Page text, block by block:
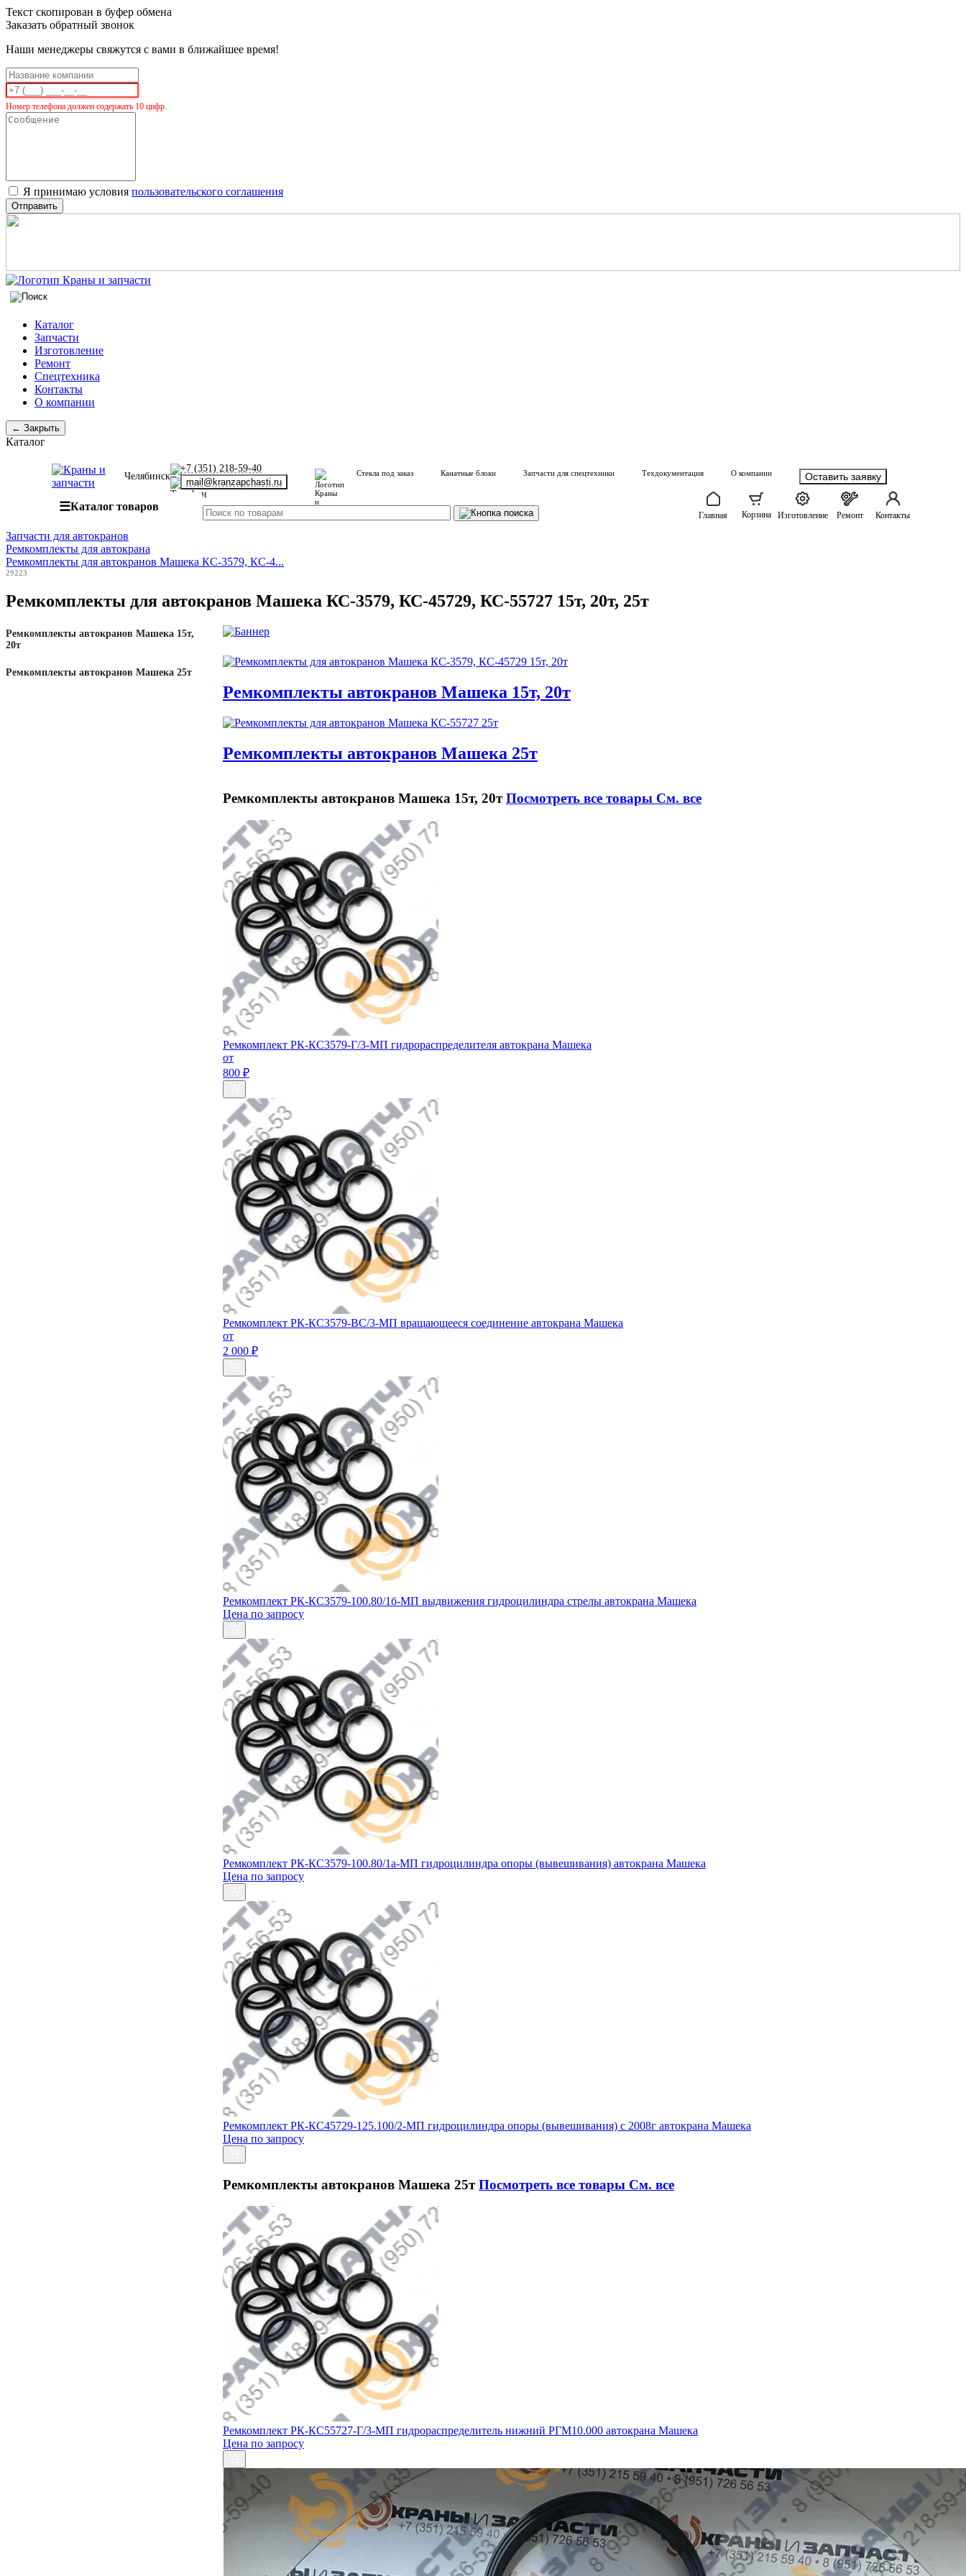
Текст скопирован в буфер обмена
Заказать обратный звонок
Наши менеджеры свяжутся с вами в ближайшее время!
Номер телефона должен содержать 10 цифр.
Я принимаю условия пользовательского соглашения
Отправить
Каталог
Запчасти
Изготовление
Ремонт
Спецтехника
Контакты
О компании
← Закрыть
Каталог
Челябинск
+7 (351) 218-59-40
mail@kranzapchasti.ru
Стекла под заказ Канатные блоки Запчасти для спецтехники Техдокументация О компании Оставить заявку
☰Каталог товаров
Главная Корзина Изготовление Ремонт Контакты
Запчасти для автокранов
Ремкомплекты для автокрана
Ремкомплекты для автокранов Машека КС-3579, КС-4...
29223
Ремкомплекты для автокранов Машека КС-3579, КС-45729, КС-55727 15т, 20т, 25т
Ремкомплекты автокранов Машека 15т,
20т
Ремкомплекты автокранов Машека 25т
Ремкомплекты автокранов Машека 15т, 20т
Ремкомплекты автокранов Машека 25т
Ремкомплекты автокранов Машека 15т, 20тПосмотреть все товары См. все
Ремкомплект РК-КС3579-Г/3-МП гидрораспределителя автокрана Машека
от
800 ₽
Ремкомплект РК-КС3579-ВС/3-МП вращающееся соединение автокрана Машека
от
2 000 ₽
Ремкомплект РК-КС3579-100.80/1б-МП выдвижения гидроцилиндра стрелы автокрана Машека
Цена по запросу
Ремкомплект РК-КС3579-100.80/1а-МП гидроцилиндра опоры (вывешивания) автокрана Машека
Цена по запросу
Ремкомплект РК-КС45729-125.100/2-МП гидроцилиндра опоры (вывешивания) с 2008г автокрана Машека
Цена по запросу
Ремкомплекты автокранов Машека 25тПосмотреть все товары См. все
Ремкомплект РК-КС55727-Г/3-МП гидрораспределитель нижний РГМ10.000 автокрана Машека
Цена по запросу